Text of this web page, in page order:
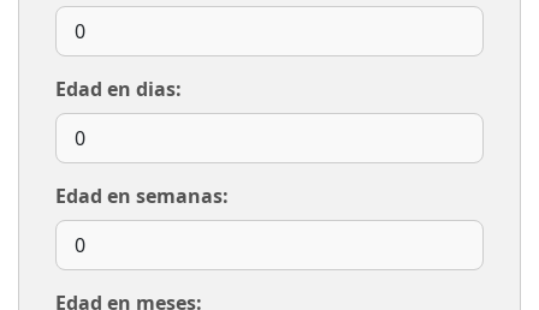
Edad en dias:
Edad en semanas:
Edad en meses: